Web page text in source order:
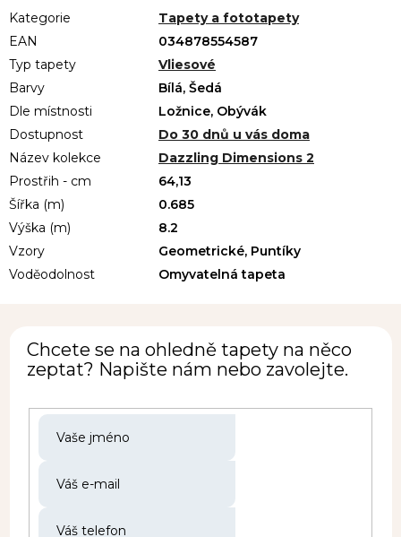
Kategorie
Tapety a fototapety
EAN
034878554587
Typ tapety
Vliesové
Barvy
Bílá, Šedá
Dle místnosti
Ložnice, Obývák
Dostupnost
Do 30 dnů u vás doma
Název kolekce
Dazzling Dimensions 2
Prostřih - cm
64,13
Šířka (m)
0.685
Výška (m)
8.2
Vzory
Geometrické, Puntíky
Voděodolnost
Omyvatelná tapeta
Chcete se na ohledně tapety na něco
zeptat? Napište nám nebo zavolejte.